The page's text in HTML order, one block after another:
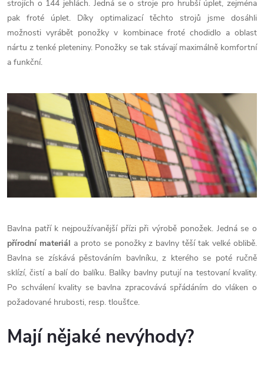
strojích o 144 jehlách. Jedná se o stroje pro hrubší úplet, zejména
pak froté úplet. Díky optimalizací těchto strojů jsme dosáhli
možnosti vyrábět ponožky v kombinace froté chodidlo a oblast
nártu z tenké pleteniny. Ponožky se tak stávají maximálně komfortní
a funkční.
Bavlna patří k nejpoužívanější přízi při výrobě ponožek. Jedná se o
přírodní materiál a proto se ponožky z bavlny těší tak velké oblibě.
Bavlna se získává pěstováním bavlníku, z kterého se poté ručně
sklízí, čistí a balí do balíku. Balíky bavlny putují na testovaní kvality.
Po schválení kvality se bavlna zpracovává spřádáním do vláken o
požadované hrubosti, resp. tloušťce.
Mají nějaké nevýhody?